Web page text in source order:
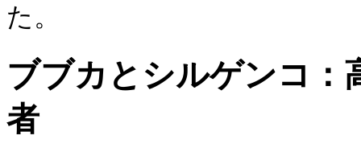
た。
ブブカとシルゲンコ：
者